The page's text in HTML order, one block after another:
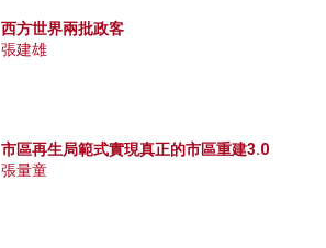
西方世界兩批政客
張建雄
市區再生局範式實現真正的市區重建3.0
張量童